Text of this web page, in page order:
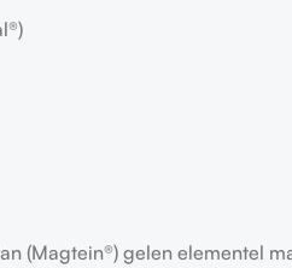
(Magtein®) gelen elementel